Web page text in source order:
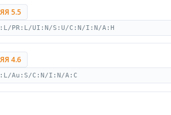
5.5
PR:L/UI:N/S:U/C:N/I:N/A:H
4.6
Au:S/C:N/I:N/A:C